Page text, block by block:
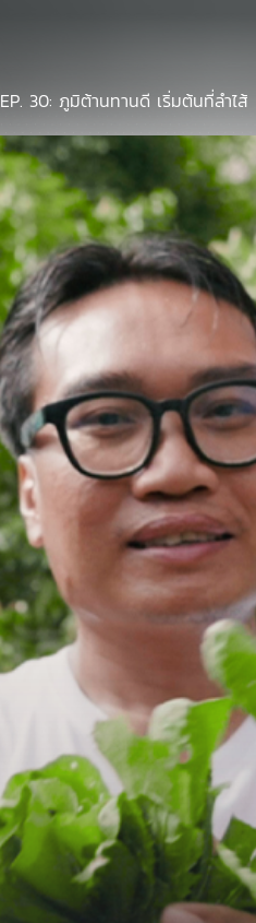
EP. 30: ภูมิต้านทานดี เริ่มต้นที่ลำไส้